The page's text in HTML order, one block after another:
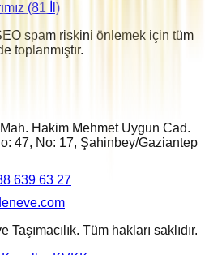
(81 İl)
spam riskini önlemek için tüm
toplanmıştır.
Mah. Hakim Mehmet Uygun Cad.
47, No: 17, Şahinbey/Gaziantep
639 63 27
Tüm hakları saklıdır.